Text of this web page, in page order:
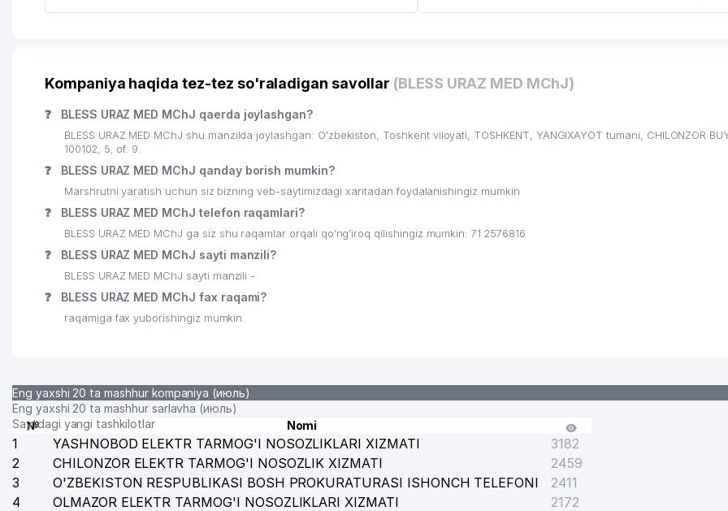
Kompaniya haqida tez-tez so'raladigan savollar (BLESS URAZ MED MChJ)
❓ BLESS URAZ MED MChJ qaerda joylashgan?
BLESS URAZ MED MChJ shu manzilda joylashgan: O'zbekiston, Toshkent viloyati, TOSHKENT, YANGIXAYOT tumani, CHILONZOR
100102, 5, of. 9.
❓ BLESS URAZ MED MChJ qanday borish mumkin?
Marshrutni yaratish uchun siz bizning veb-saytimizdagi xaritadan foydalanishingiz mumkin
❓ BLESS URAZ MED MChJ telefon raqamlari?
BLESS URAZ MED MChJ ga siz shu raqamlar orqali qo’ng’iroq qilishingiz mumkin: 71 2576816
❓ BLESS URAZ MED MChJ sayti manzili?
BLESS URAZ MED MChJ sayti manzili -
❓ BLESS URAZ MED MChJ fax raqami?
raqamiga fax yuborishingiz mumkin.
Eng yaxshi 20 ta mashhur kompaniya (июль)
Eng yaxshi 20 ta mashhur sarlavha (июль)
Saytdagi yangi tashkilotlar
№ Nomi
1 YASHNOBOD ELEKTR TARMOG'I NOSOZLIKLARI XIZMATI
3182
2
CHILONZOR ELEKTR TARMOG'I NOSOZLIK XIZMATI
2459
3
O'ZBEKISTON RESPUBLIKASI BOSH PROKURATURASI ISHONCH TELEFONI
2411
4
OLMAZOR ELEKTR TARMOG'I NOSOZLIKLARI XIZMATI
2172